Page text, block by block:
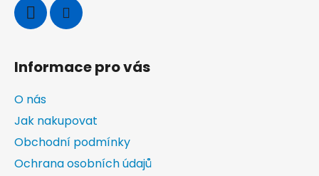
Informace pro vás
O nás
Jak nakupovat
Obchodní podmínky
Ochrana osobních údajů